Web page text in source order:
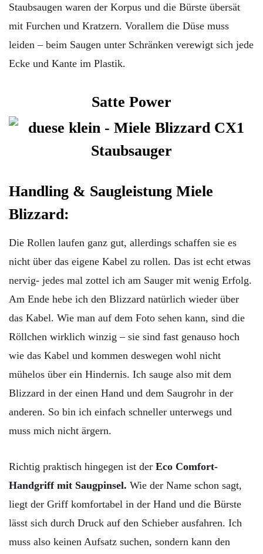
Staubsaugen waren der Korpus und die Bürste übersät
mit Furchen und Kratzern. Vorallem die Düse muss
leiden – beim Saugen unter Schränken verewigt sich jede
Ecke und Kante im Plastik.
Satte Power
Handling & Saugleistung Miele
Blizzard:
Die Rollen laufen ganz gut, allerdings schaffen sie es
nicht über das eigene Kabel zu rollen. Das ist echt etwas
nervig- jedes mal zottel ich am Sauger mit wenig Erfolg.
Am Ende hebe ich den Blizzard natürlich wieder über
das Kabel. Wie man auf dem Foto sehen kann, sind die
Röllchen wirklich winzig – sie sind fast genauso hoch
wie das Kabel und kommen deswegen wohl nicht
mühelos über ein Hindernis. Ich sauge also mit dem
Blizzard in der einen Hand und dem Saugrohr in der
anderen. So bin ich einfach schneller unterwegs und
muss mich nicht ärgern.
Richtig praktisch hingegen ist der Eco Comfort-
Handgriff mit Saugpinsel. Wie der Name schon sagt,
liegt der Griff komfortabel in der Hand und die Bürste
lässt sich durch Druck auf den Schieber ausfahren. Ich
muss also keinen Aufsatz suchen, sondern kann den